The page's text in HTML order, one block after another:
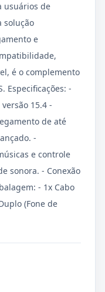
usuários de
solução
e
é o complemento
Especificações: -
15.4 -
de até
-
e controle
sonora. - Conexão
- 1x Cabo
(Fone de